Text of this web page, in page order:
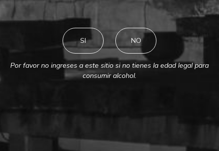
SI NO
Por favor no ingreses a este sitio si no tienes la edad legal para
consumir alcohol.